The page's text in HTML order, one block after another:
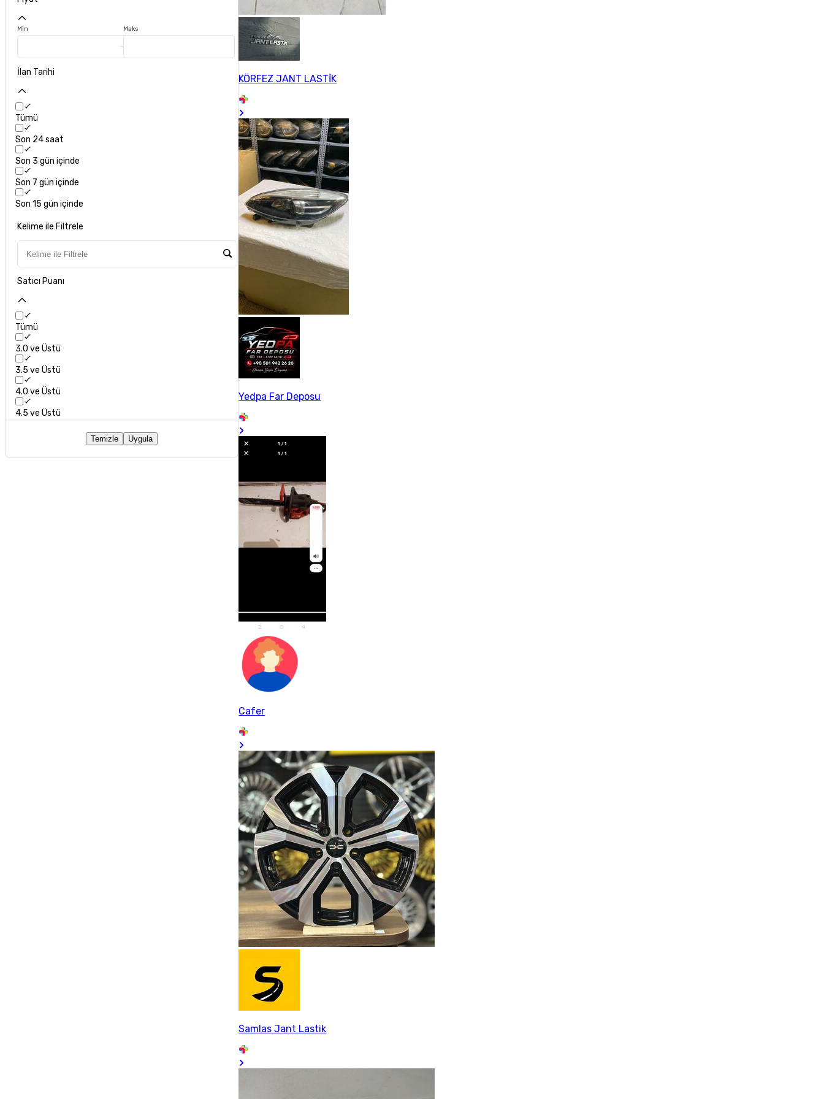
Min Maks
İlan Tarihi
Tümü
Son 24 saat
Son 3 gün içinde
Son 7 gün içinde
Son 15 gün içinde
Kelime ile Filtrele
Satıcı Puanı
Tümü
3.0 ve Üstü
3.5 ve Üstü
4.0 ve Üstü
4.5 ve Üstü
Temizle Uygula
KÖRFEZ JANT LASTİK
Yedpa Far Deposu
Cafer
Samlas Jant Lastik